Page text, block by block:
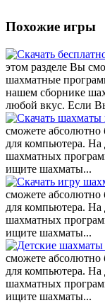
Похожие игры
этом разделе Вы
шахматные
нашем сборнике
любой вкус. Если
сможете абсолютно
для компьютера.
шахматных
ищите шахматы...
сможете абсолютно
для компьютера.
шахматных
ищите шахматы...
сможете абсолютно
для компьютера.
шахматных
ищите шахматы...